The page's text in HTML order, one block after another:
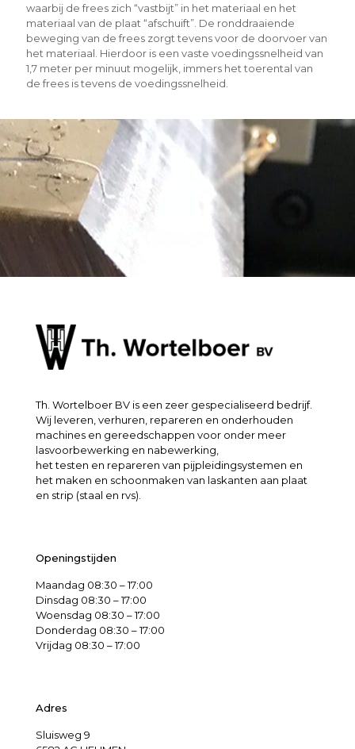
waarbij de frees zich “vastbijt” in het materiaal en het
materiaal van de plaat “afschuift”. De ronddraaiende
beweging van de frees zorgt tevens voor de doorvoer van
het materiaal. Hierdoor is een vaste voedingssnelheid van
1,7 meter per minuut mogelijk, immers het toerental van
de frees is tevens de voedingssnelheid.
Th. Wortelboer BV is een zeer gespecialiseerd bedrijf.
Wij leveren, verhuren, repareren en onderhouden
machines en gereedschappen voor onder meer
lasvoorbewerking en nabewerking,
het testen en repareren van pijpleidingsystemen en
het maken en schoonmaken van laskanten aan plaat
en strip (staal en rvs).
Openingstijden
Maandag 08:30 – 17:00
Dinsdag 08:30 – 17:00
Woensdag 08:30 – 17:00
Donderdag 08:30 – 17:00
Vrijdag 08:30 – 17:00
Adres
Sluisweg 9